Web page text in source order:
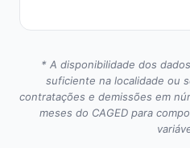
* A disponibilidade dos
suficiente na localidade ou
contratações e demissões em
meses do CAGED para